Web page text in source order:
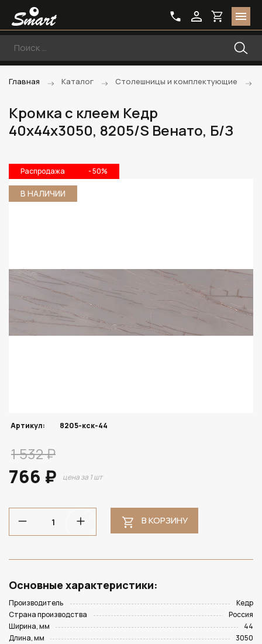
Главная Каталог Столешницы и комплектующие
Кромка с клеем Кедр
40х44х3050, 8205/S Венато, Б/З
Распродажа - 50%
В НАЛИЧИИ
Артикул: 8205-кск-44
1 532 ₽
766 ₽ цена за 1 шт
В КОРЗИНУ
Основные характеристики:
Производитель
Кедр
Страна производства
Россия
Ширина, мм
44
Длина, мм
3050